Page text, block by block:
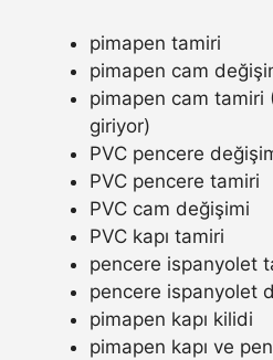
pimapen tamiri
pimapen cam
pimapen cam tamiri
giriyor)
PVC pencere
PVC pencere tamiri
PVC cam değişimi
PVC kapı tamiri
pencere ispanyolet
pencere ispanyolet
pimapen kapı kilidi
pimapen kapı ve